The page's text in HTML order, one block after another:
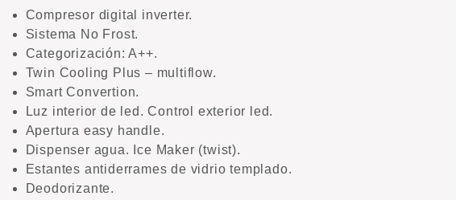
Compresor digital inverter.
Sistema No Frost.
Categorización: A++.
Twin Cooling Plus – multiflow.
Smart Convertion.
Luz interior de led. Control exterior led.
Apertura easy handle.
Dispenser agua. Ice Maker (twist).
Estantes antiderrames de vidrio templado.
Deodorizante.